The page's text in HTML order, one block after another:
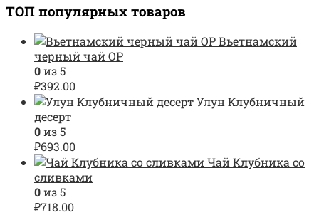
ТОП популярных товаров
Вьетнамский
черный чай OP
0из 5
₽392.00
Улун Клубничный
десерт
0из 5
₽693.00
Чай Клубника со
сливками
0из 5
₽718.00